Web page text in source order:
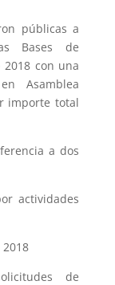
públicas a
Bases de
con una
Asamblea
importe total
a dos
actividades
de